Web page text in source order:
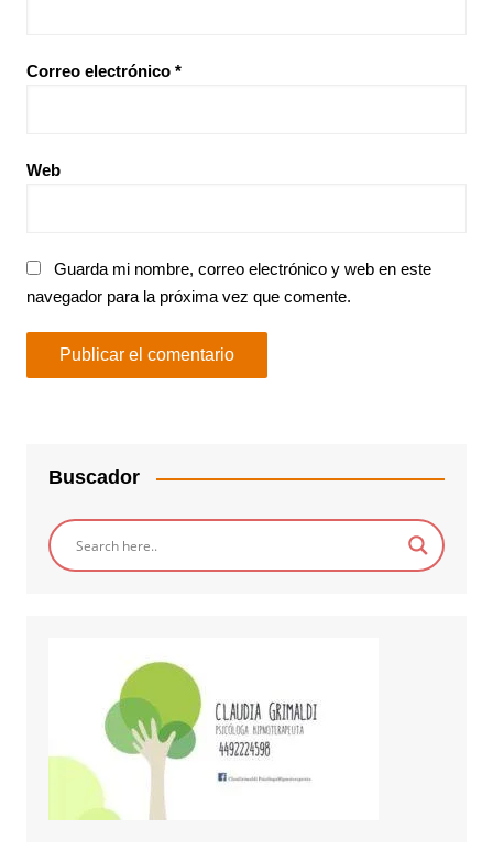
Correo electrónico *
Web
Guarda mi nombre, correo electrónico y web en este
navegador para la próxima vez que comente.
Buscador